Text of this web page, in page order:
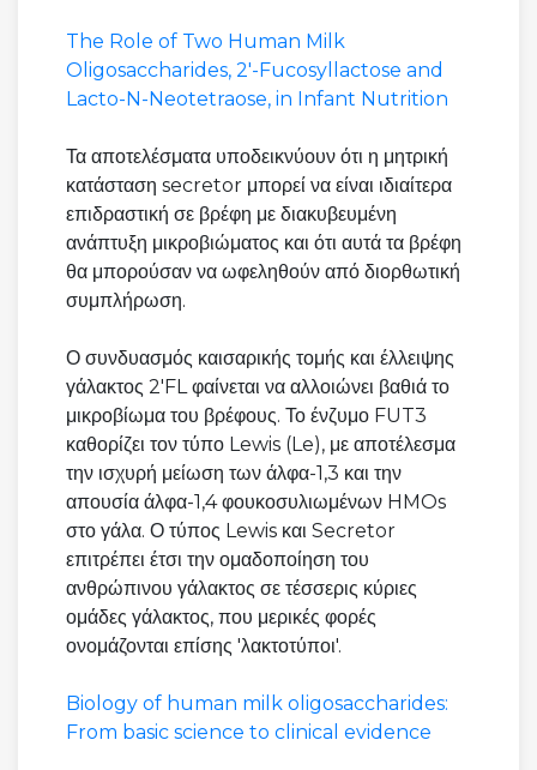
The Role of Two Human Milk
Oligosaccharides, 2'-Fucosyllactose and
Lacto-N-Neotetraose, in Infant Nutrition
Τα αποτελέσματα υποδεικνύουν ότι η μητρική
κατάσταση secretor μπορεί να είναι ιδιαίτερα
επιδραστική σε βρέφη με διακυβευμένη
ανάπτυξη μικροβιώματος και ότι αυτά τα βρέφη
θα μπορούσαν να ωφεληθούν από διορθωτική
συμπλήρωση.
Ο συνδυασμός καισαρικής τομής και έλλειψης
γάλακτος 2'FL φαίνεται να αλλοιώνει βαθιά το
μικροβίωμα του βρέφους. Το ένζυμο FUT3
καθορίζει τον τύπο Lewis (Le), με αποτέλεσμα
την ισχυρή μείωση των άλφα-1,3 και την
απουσία άλφα-1,4 φουκοσυλιωμένων HMOs
στο γάλα. Ο τύπος Lewis και Secretor
επιτρέπει έτσι την ομαδοποίηση του
ανθρώπινου γάλακτος σε τέσσερις κύριες
ομάδες γάλακτος, που μερικές φορές
ονομάζονται επίσης 'λακτοτύποι'.
Biology of human milk oligosaccharides:
From basic science to clinical evidence